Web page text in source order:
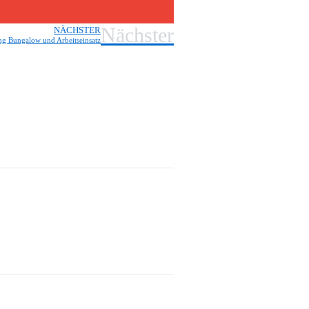
NÄCHSTER
Bungalow und ArbeitseinsatzNächster